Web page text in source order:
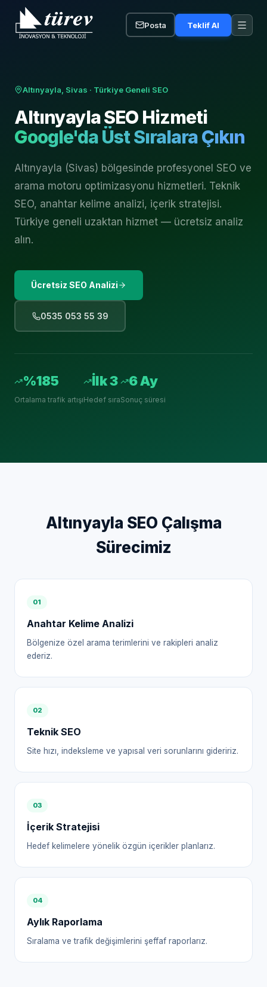
Posta Teklif Al
Altınyayla, Sivas · Türkiye Geneli SEO
AltınyaylaSEO Hizmeti
Google'da Üst Sıralara Çıkın
Altınyayla (Sivas) bölgesinde profesyonel SEO ve
arama motoru optimizasyonu hizmetleri. Teknik
SEO, anahtar kelime analizi, içerik stratejisi.
Türkiye geneli uzaktan hizmet — ücretsiz analiz
alın.
Ücretsiz SEO Analizi
0535 053 55 39
%185
Ortalama trafik artışı
İlk 3
Hedef sıra
6 Ay
Sonuç süresi
Altınyayla SEO Çalışma
Sürecimiz
01
Anahtar Kelime Analizi
Bölgenize özel arama terimlerini ve rakipleri analiz
ederiz.
02
Teknik SEO
Site hızı, indeksleme ve yapısal veri sorunlarını gideririz.
03
İçerik Stratejisi
Hedef kelimelere yönelik özgün içerikler planlarız.
04
Aylık Raporlama
Sıralama ve trafik değişimlerini şeffaf raporlarız.